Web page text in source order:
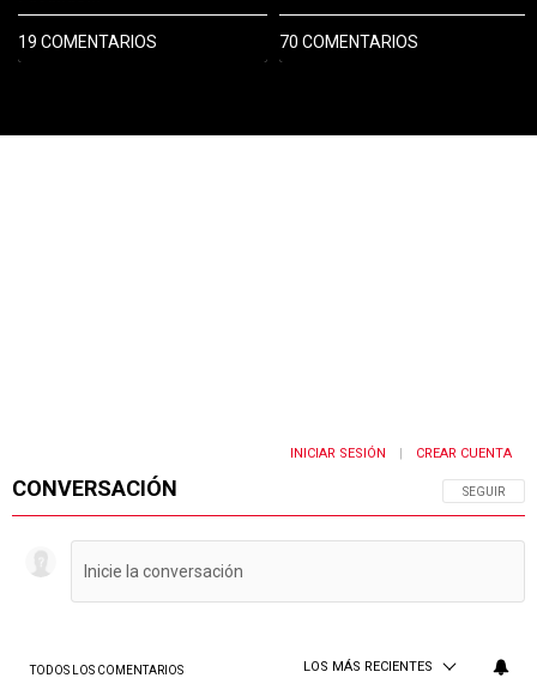
19 COMENTARIOS 70 COMENTARIOS
CONVERSACIÓN SIGA ESTA
SEGUIR
INICIAR SESIÓN CREAR CUENTA
TODOS LOS COMENTARIOS LOS MÁS RECIENTES